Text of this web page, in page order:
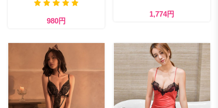
980円
1,774円